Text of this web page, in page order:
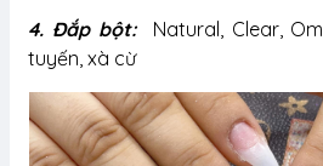
4. Đắp bột:
Natural, Clear,
tuyến, xà cừ